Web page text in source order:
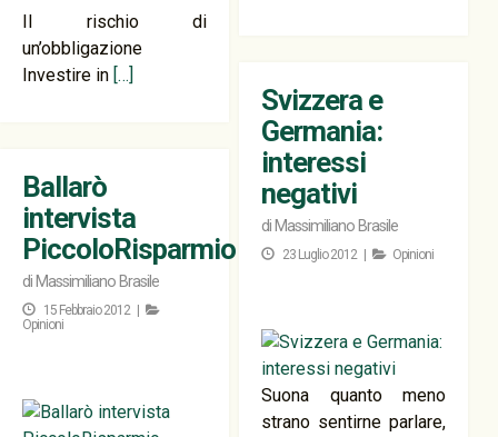
Il rischio di
un’obbligazione
Investire in […]
Svizzera e
Germania:
interessi
negativi
di Massimiliano Brasile
23 Luglio 2012 | Opinioni
Suona quanto meno
strano sentirne parlare,
Ballarò
intervista
PiccoloRisparmio
di Massimiliano Brasile
15 Febbraio 2012 |
Opinioni